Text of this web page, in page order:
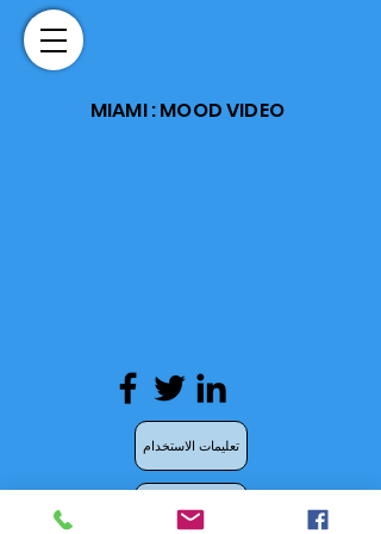
MIAMI : MOOD VIDEO
تعليمات الاستخدام
سياسة الخصوصية